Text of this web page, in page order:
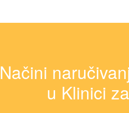
Načini
u Klinici